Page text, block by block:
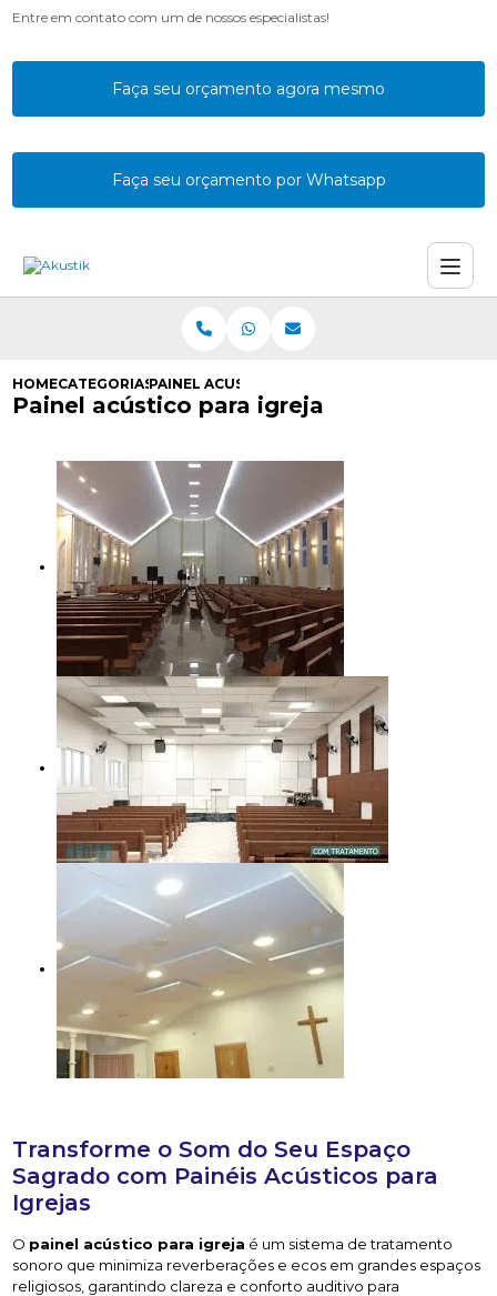
Entre em contato com um de nossos especialistas!
Faça seu orçamento agora mesmo
Faça seu orçamento por Whatsapp
HOMECATEGORIASPAINEL ACUSTICO IGREJA
Painel acústico para igreja
Transforme o Som do Seu Espaço
Sagrado com Painéis Acústicos para
Igrejas
O painel acústico para igreja é um sistema de tratamento
sonoro que minimiza reverberações e ecos em grandes espaços
religiosos, garantindo clareza e conforto auditivo para